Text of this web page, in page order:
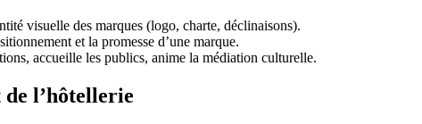
visuelle des marques (logo, charte, déclinaisons).
et la promesse d’une marque.
accueille les publics, anime la médiation culturelle.
l’hôtellerie